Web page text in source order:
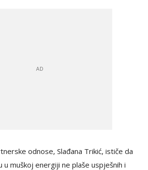
odnose, Slađana Trikić, ističe da
u muškoj energiji ne plaše uspješnih i